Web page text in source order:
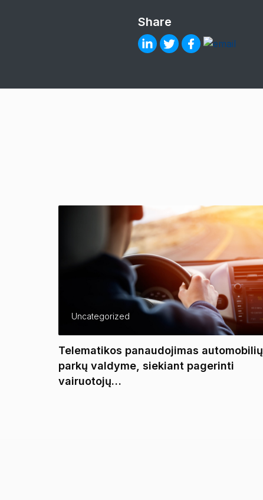
Share
Uncategorized
Telematikos panaudojimas automobilių
parkų valdyme, siekiant pagerinti
vairuotojų…